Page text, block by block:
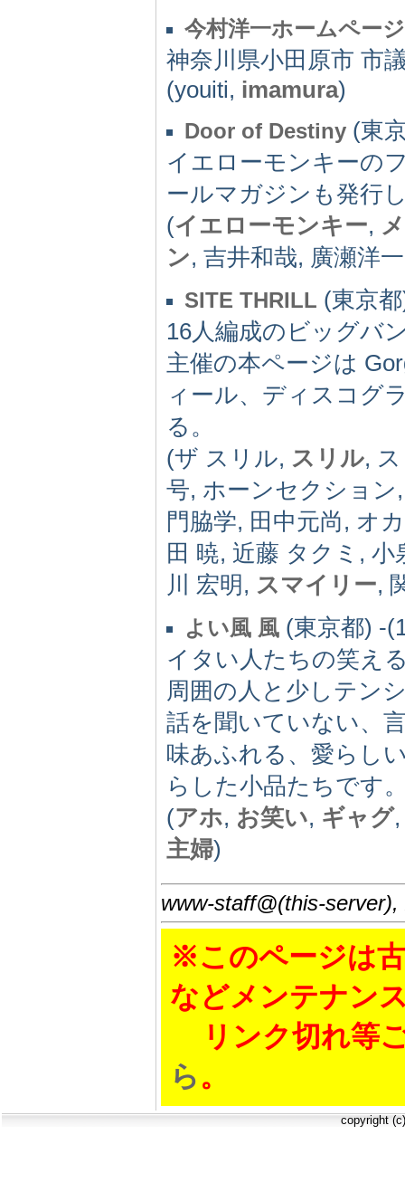
今村洋一ホームページ
神奈川県小田原市 市
(youiti, imamura)
Door of Destiny (東
イエローモンキーの
ールマガジンも発行
(イエローモンキー,
ン, 吉井和哉, 廣瀬洋
SITE THRILL (東京
16人編成のビッグバ
主催の本ページは
ィール、ディスコグ
る。
(ザ スリル, スリル,
号, ホーンセクショ
門脇学, 田中元尚, オ
田 暁, 近藤 タクミ,
川 宏明, スマイリー,
よい風 風 (東京都) -
イタい人たちの笑え
周囲の人と少しテン
話を聞いていない、
味あふれる、愛らし
らした小品たちです
(アホ, お笑い, ギャグ
主婦)
www-staff@(this-
※このページは
などメンテナン
リンク切れ等
ら。
copyright